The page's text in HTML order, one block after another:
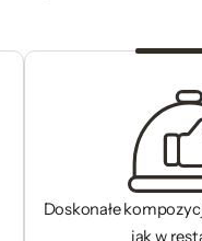
Doskonałe